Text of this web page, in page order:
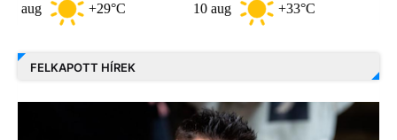
+29°C 10 aug +33°C 11 aug
FELKAPOTT HÍREK